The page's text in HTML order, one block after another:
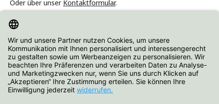
Oder über unser Kontaktformular.
Informationen
Über Hartjes Shop